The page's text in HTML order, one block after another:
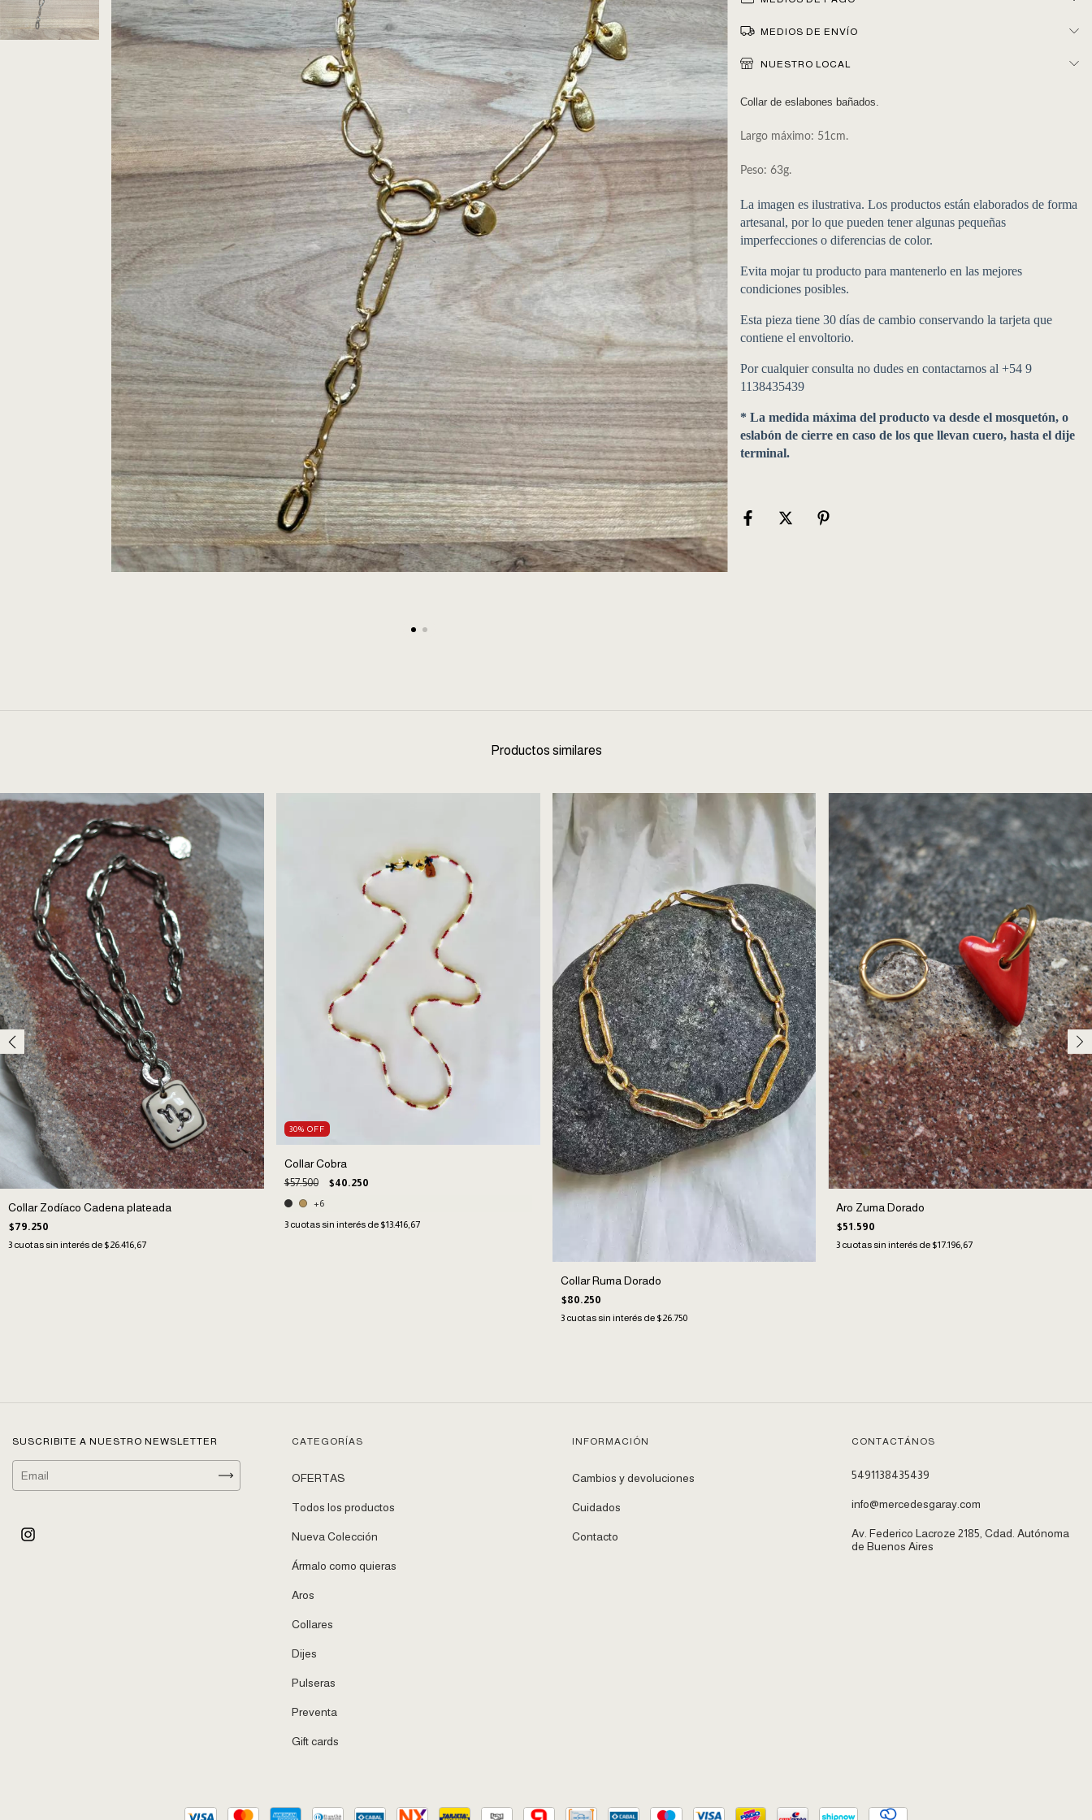
MEDIOS DE ENVÍO
NUESTRO LOCAL
Collar de eslabones bañados.
Largo máximo: 51cm.
Peso: 63g.
La imagen es ilustrativa. Los productos están elaborados de forma
artesanal, por lo que pueden tener algunas pequeñas
imperfecciones o diferencias de color.
Evita mojar tu producto para mantenerlo en las mejores
condiciones posibles.
Esta pieza tiene 30 días de cambio conservando la tarjeta que
contiene el envoltorio.
Por cualquier consulta no dudes en contactarnos al +54 9
1138435439
* La medida máxima del producto va desde el mosquetón, o
eslabón de cierre en caso de los que llevan cuero, hasta el dije
terminal.
Productos similares
Collar Zodíaco Cadena plateada
$79.250
3 cuotas sin interés de $26.416,67
30% OFF
Collar Cobra
$57.500 $40.250
+6
3 cuotas sin interés de $13.416,67
Collar Ruma Dorado
$80.250
3 cuotas sin interés de $26.750
Aro Zuma Dorado
$51.590
3 cuotas sin interés de $17.196,67
SUSCRIBITE A NUESTRO NEWSLETTER CATEGORÍAS
OFERTAS
Todos los productos
Nueva Colección
Ármalo como quieras
Aros
Collares
Dijes
Pulseras
Preventa
Gift cards
INFORMACIÓN
Cambios y devoluciones
Cuidados
Contacto
CONTACTÁNOS
5491138435439
info@mercedesgaray.com
Av. Federico Lacroze 2185, Cdad. Autónoma
de Buenos Aires